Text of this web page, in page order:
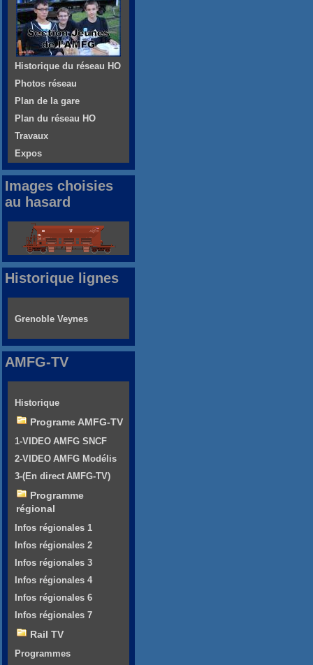
Historique du réseau HO
Photos réseau
Plan de la gare
Plan du réseau HO
Travaux
Expos
Images choisies
au hasard
Historique lignes
Grenoble Veynes
AMFG-TV
Historique
Programe AMFG-TV
1-VIDEO AMFG SNCF
2-VIDEO AMFG Modélis
3-(En direct AMFG-TV)
Programme
régional
Infos régionales 1
Infos régionales 2
Infos régionales 3
Infos régionales 4
Infos régionales 6
Infos régionales 7
Rail TV
Programmes